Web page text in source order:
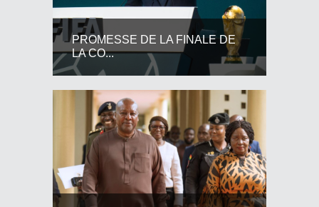
PROMESSE DE LA FINALE DE
LA CO...